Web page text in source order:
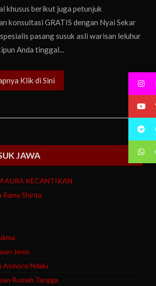
khusus berikut juga petunjuk
konsultasi GRATIS dengan Nyai Sekar
pasang susuk asli warisan leluhur
Anda tinggal...
Klik di Sini
JAWA
AURA KECANTIKAN
Shinta
Jenis
Asmoro Ndalu
Rumah Tangga